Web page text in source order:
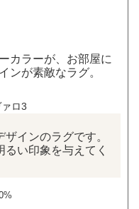
カラーが、お部屋に
ンが素敵なラグ。
インのラグです。
い印象を与えてく